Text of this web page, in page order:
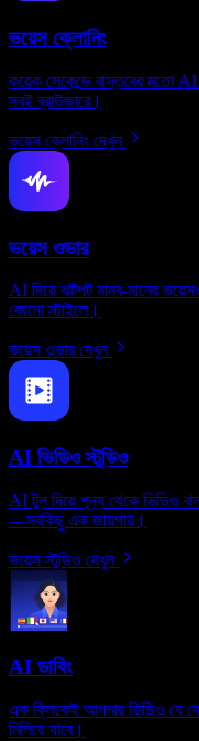
ভয়েস ক্লোনিং
কয়েক সেকেন্ডে বাস্তবের মতো
সবই ব্রাউজারে।
ভয়েস ক্লোনিং দেখুন
ভয়েস ওভার
AI দিয়ে ঝটপট মানব-মানের
কোনো স্টাইলে।
ভয়েস ওভার দেখুন
AI ভিডিও স্টুডিও
AI টুল দিয়ে শূন্য থেকে ভিডিও
—সবকিছু এক জায়গায়।
ভয়েস স্টুডিও দেখুন
AI ডাবিং
এক ক্লিকেই আপনার ভিডিও যে
মিলিয়ে যাবে।